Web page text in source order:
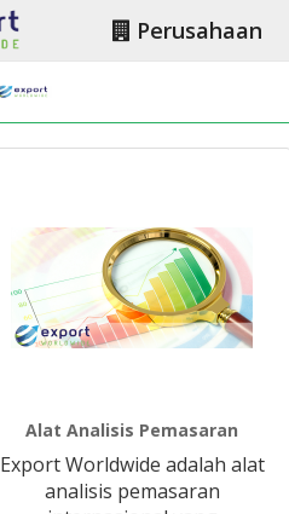
Perusahaan
Alat Analisis Pemasaran
Export Worldwide adalah alat
analisis pemasaran